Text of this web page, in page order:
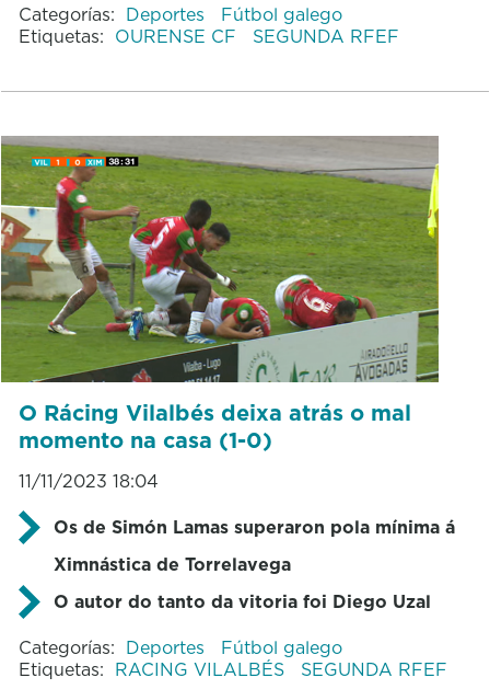
Categorías: Deportes
Fútbol galego
Etiquetas: OURENSE CF SEGUNDA RFEF
O Rácing Vilalbés deixa atrás o mal
momento na casa (1-0)
11/11/2023 18:04
Os de Simón Lamas superaron pola mínima á
Ximnástica de Torrelavega
O autor do tanto da vitoria foi Diego Uzal
Categorías: Deportes
Fútbol galego
Etiquetas: RACING VILALBÉS SEGUNDA RFEF